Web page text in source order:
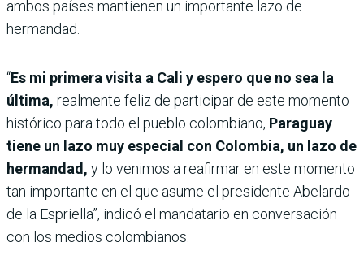
ambos países mantienen un importante lazo de
hermandad.
“Es mi primera visita a Cali y espero que no sea la
última, realmente feliz de participar de este momento
histórico para todo el pueblo colombiano, Paraguay
tiene un lazo muy especial con Colombia, un lazo de
hermandad, y lo venimos a reafirmar en este momento
tan importante en el que asume el presidente Abelardo
de la Espriella”, indicó el mandatario en conversación
con los medios colombianos.